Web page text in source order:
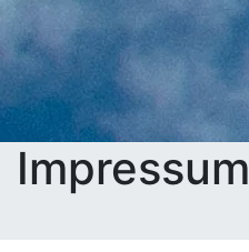
Impressum